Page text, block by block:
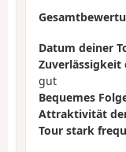
Datum deiner
Zuverlässigkeit
gut
Bequemes
Attraktivität
Tour stark